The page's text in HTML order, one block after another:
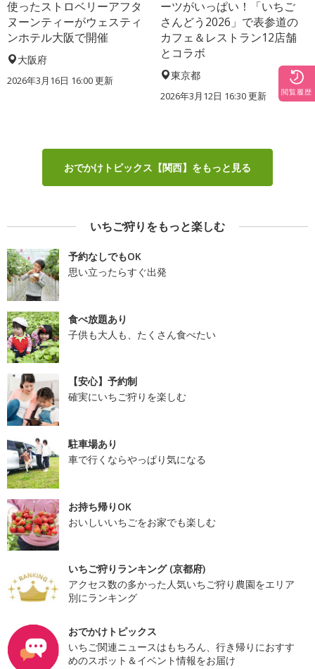
使ったストロベリーアフタ
ヌーンティーがウェスティ
ンホテル大阪で開催
大阪府
2026年3月16日 16:00 更新
ーツがいっぱい！「いちご
さんどう2026」で表参道の
カフェ＆レストラン12店舗
とコラボ
東京都
2026年3月12日 16:30 更新
おでかけトピックス【関西】をもっと見る
いちご狩りをもっと楽しむ
予約なしでもOK
思い立ったらすぐ出発
食べ放題あり
子供も大人も、たくさん食べたい
【安心】予約制
確実にいちご狩りを楽しむ
駐車場あり
車で行くならやっぱり気になる
お持ち帰りOK
おいしいいちごをお家でも楽しむ
いちご狩りランキング (京都府)
アクセス数の多かった人気いちご狩り農園をエリア
別にランキング
おでかけトピックス
いちご関連ニュースはもちろん、行き帰りにおすす
めのスポット＆イベント情報をお届け
閲覧履歴